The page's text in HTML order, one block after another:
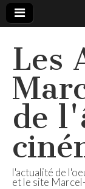
Les
de
l'actualité de
et le site